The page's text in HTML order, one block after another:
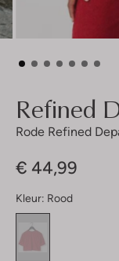
Refined
Rode Refined
€ 44,99
Kleur: Rood